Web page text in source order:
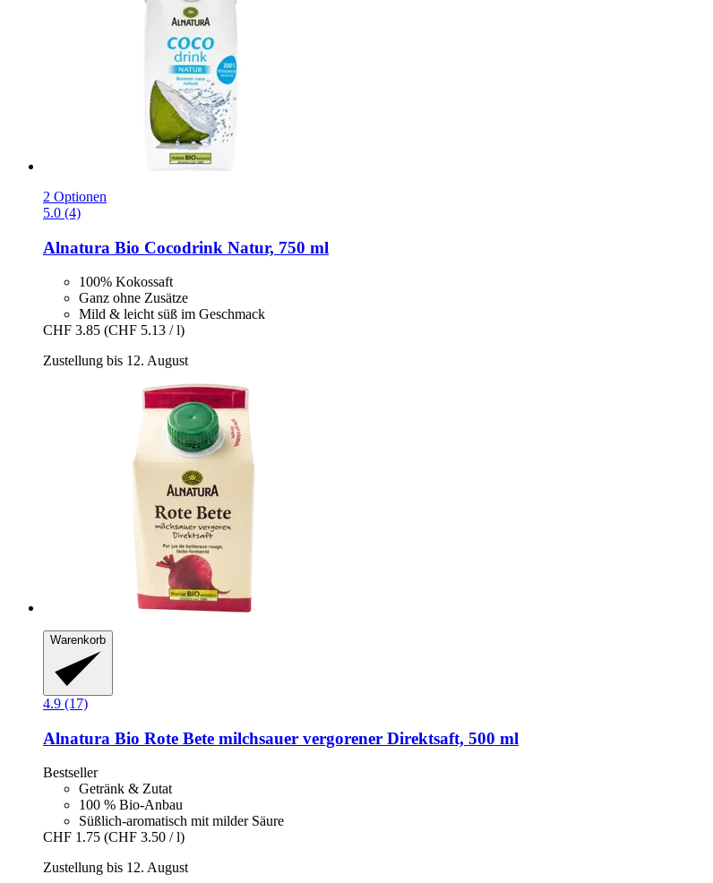
2 Optionen
5.0 (4)
Alnatura Bio Cocodrink Natur, 750 ml
100% Kokossaft
Ganz ohne Zusätze
Mild & leicht süß im Geschmack
CHF 3.85 (CHF 5.13 / l)
Zustellung bis 12. August
Warenkorb
4.9 (17)
Alnatura Bio Rote Bete milchsauer vergorener Direktsaft, 500 ml
Bestseller
Getränk & Zutat
100 % Bio-Anbau
Süßlich-aromatisch mit milder Säure
CHF 1.75 (CHF 3.50 / l)
Zustellung bis 12. August